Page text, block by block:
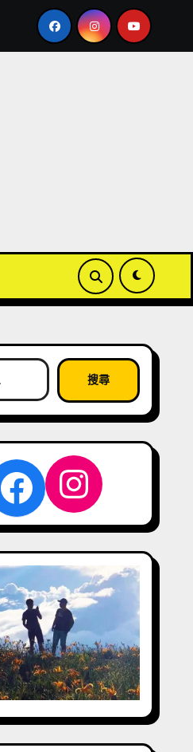
【3C開箱】白沙屯媽祖粉
Facebook